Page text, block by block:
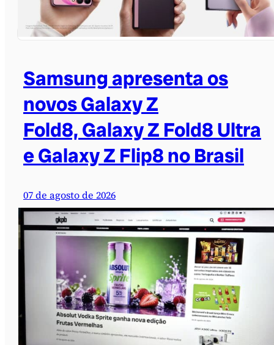
Samsung apresenta os
novos Galaxy Z
Fold8, Galaxy Z Fold8 Ultra
e Galaxy Z Flip8 no Brasil
07 de agosto de 2026